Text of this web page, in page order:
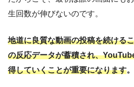
生回数が伸びないのです。
地道に良質な動画の投稿を続ける
の反応データが蓄積され、
得していくことが重要になります。